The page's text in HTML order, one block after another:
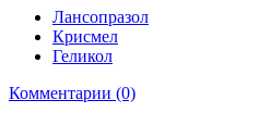
Лансопразол
Крисмел
Геликол
Комментарии (0)